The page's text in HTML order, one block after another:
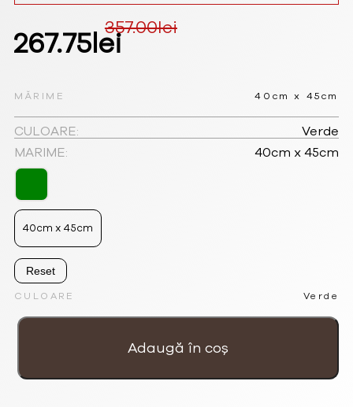
357.00lei
Prețul
a
fost:
357.00lei.
267.75leiPrețul
267.75lei.
CULOARE Verde
MĂRIME 40cm x 45cm
CULOARE:
Verde
MARIME:
40cm x 45cm
40cm x 45cm
Reset
Cantitate
din
Adaugă în coș